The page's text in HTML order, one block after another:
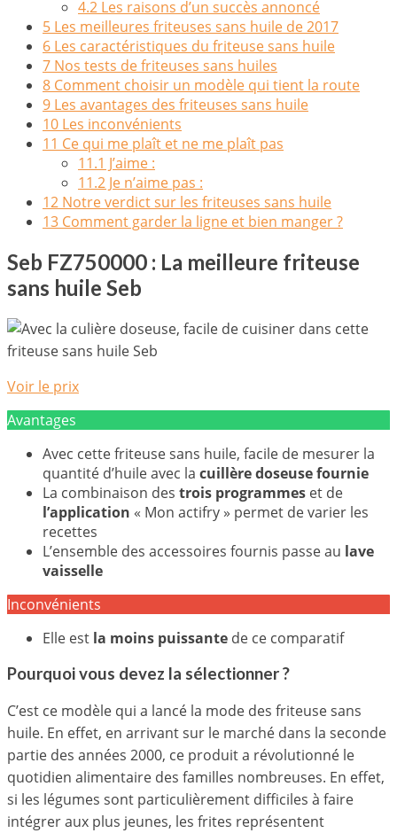
4.2 Les raisons d’un succès annoncé
5 Les meilleures friteuses sans huile de 2017
6 Les caractéristiques du friteuse sans huile
7 Nos tests de friteuses sans huiles
8 Comment choisir un modèle qui tient la route
9 Les avantages des friteuses sans huile
10 Les inconvénients
11 Ce qui me plaît et ne me plaît pas
11.1 J’aime :
11.2 Je n’aime pas :
12 Notre verdict sur les friteuses sans huile
13 Comment garder la ligne et bien manger ?
Seb FZ750000 : La meilleure friteuse
sans huile Seb
Voir le prix
Avantages
Avec cette friteuse sans huile, facile de mesurer la
quantité d’huile avec la cuillère doseuse fournie
La combinaison des trois programmes et de
l’application « Mon actifry » permet de varier les
recettes
L’ensemble des accessoires fournis passe au lave
vaisselle
Inconvénients
Elle est la moins puissante de ce comparatif
Pourquoi vous devez la sélectionner ?
C’est ce modèle qui a lancé la mode des friteuse sans
huile. En effet, en arrivant sur le marché dans la seconde
partie des années 2000, ce produit a révolutionné le
quotidien alimentaire des familles nombreuses. En effet,
si les légumes sont particulièrement difficiles à faire
intégrer aux plus jeunes, les frites représentent